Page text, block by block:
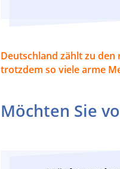
Deutschland zählt zu den
trotzdem so viele arme
Möchten Sie